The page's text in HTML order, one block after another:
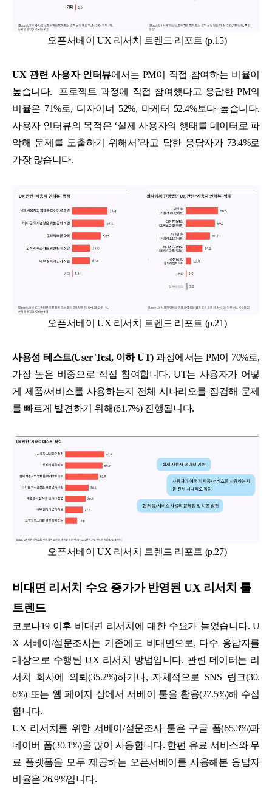
오픈서베이 UX 리서치 트렌드 리포트 (p.15)
UX 관련 사용자 인터뷰에서는 PM이 직접 참여하는 비율이
높습니다. 프로젝트 과정에 직접 참여했다고 응답한 PM의
비율은 71%로, 디자이너 52%, 마케터 52.4%보다 높습니다.
사용자 인터뷰의 목적은 ‘실제 사용자의 행태를 데이터로 파
악해 문제를 도출하기 위해서’라고 답한 응답자가 73.4%로
가장 많습니다.
오픈서베이 UX 리서치 트렌드 리포트 (p.21)
사용성 테스트(User Test, 이하 UT)과정에서는 PM이 70%로,
가장 높은 비중으로 직접 참여합니다. UT는 사용자가 어떻
게 제품/서비스를 사용하는지 전체 시나리오를 점검해 문제
를 빠르게 발견하기 위해(61.7%) 진행됩니다.
오픈서베이 UX 리서치 트렌드 리포트 (p.27)
비대면 리서치 수요 증가가 반영된 UX 리서치 툴
트렌드
코로나19 이후 비대면 리서치에 대한 수요가 늘었습니다. U
X 서베이/설문조사는 기존에도 비대면으로, 다수 응답자를
대상으로 수행된 UX 리서치 방법입니다. 관련 데이터는 리
서치 회사에 의뢰(35.2%)하거나, 자체적으로 SNS 링크(30.
6%) 또는 웹 페이지 상에서 서베이 툴을 활용(27.5%)해 수집
합니다.
UX 리서치를 위한 서베이/설문조사 툴은 구글 폼(65.3%)과
네이버 폼(30.1%)을 많이 사용합니다. 한편 유료 서비스와 무
료 플랫폼을 모두 제공하는 오픈서베이를 사용해본 응답자
비율은 26.9%입니다.